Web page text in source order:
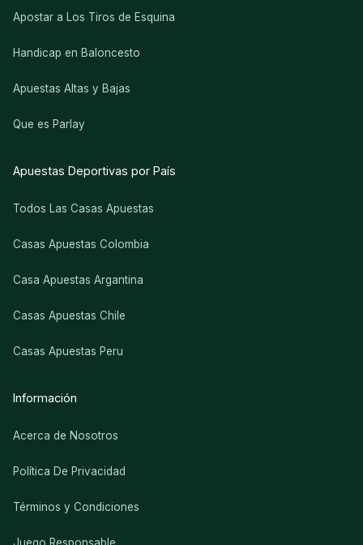
Apostar a Los Tiros de Esquina
Handicap en Baloncesto
Apuestas Altas y Bajas
Que es Parlay
Apuestas Deportivas por País
Todos Las Casas Apuestas
Casas Apuestas Colombia
Casa Apuestas Argantina
Casas Apuestas Chile
Casas Apuestas Peru
Información
Acerca de Nosotros
Política De Privacidad
Términos y Condiciones